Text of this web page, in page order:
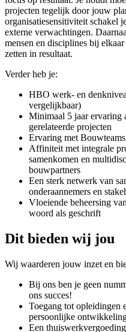
projecten tegelijk door jouw
organisatiesensitiviteit schakel
externe verwachtingen.
mensen en disciplines bij
zetten in resultaat.
Verder heb je:
HBO werk- en
vergelijkbaar)
Minimaal 5 jaar ervaring
gerelateerde projecten
Ervaring met
Affiniteit met integrale
samenkomen en
bouwpartners
Een sterk netwerk van
onderaannemers en
Vloeiende beheersing
woord als geschrift
Dit bieden wij jou
Wij waarderen jouw inzet en
Bij ons ben je geen
ons succes!
Toegang tot opleidingen
persoonlijke
Een thuiswerkvergoeding